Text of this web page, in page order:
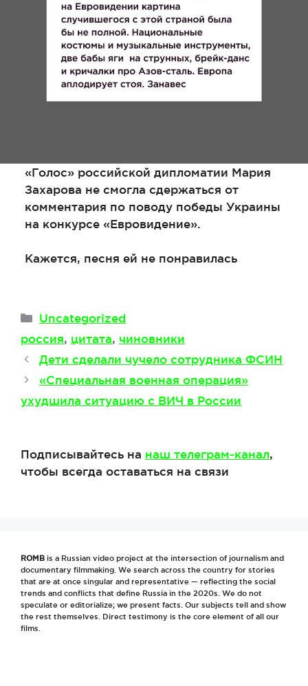
«Голос» российской дипломатии Мария
Захарова не смогла сдержаться от
комментария по поводу победы Украины
на конкурсе «Евровидение».
Кажется, песня ей не понравилась
Рубрики
Uncategorized
Метки
россия, цитата, чиновники
Дети сделали чучело сотрудника ФСИН
«Специальная военная операция»
ухудшила ситуацию с ВИЧ в России
Подписывайтесь на наш телеграм-канал,
чтобы всегда оставаться на связи
ROMB is a Russian video project at the intersection of journalism and
documentary filmmaking. We search across the country for stories
that are at once singular and representative — reflecting the social
trends and conflicts that define Russia in the 2020s. We do not
speculate or editorialize; we present facts. Our subjects tell and show
the rest themselves. Direct testimony is the core element of all our
films.